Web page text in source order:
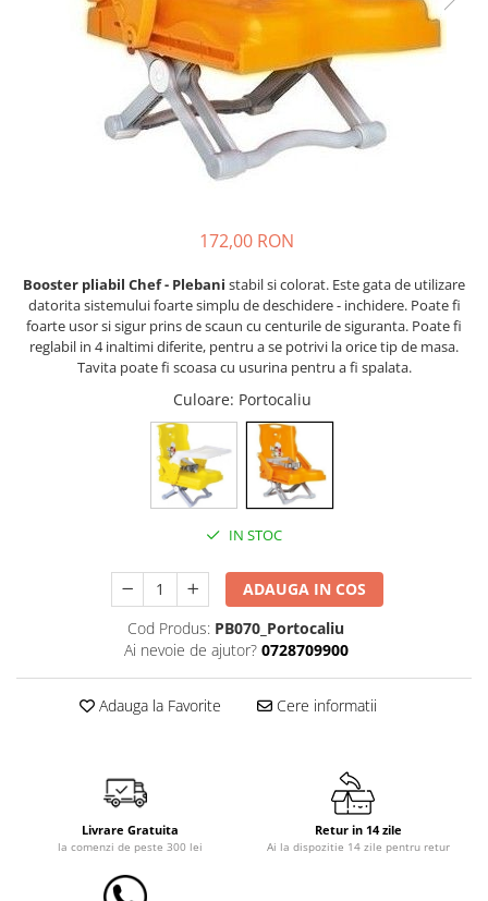
Lenjerii patut 140 x 70 cm
Lenjerie patuturi tineret
Paturici copii
Perne copii si mamici
Comode copii
Bariere si protectie laterala pat
Bariere de protectie pat
Costum carnaval copii
Dulap si cutii depozitare jucarii
Lampi de veghe
Sac de dormit copii
Sac de dormit 60 cm
Sac de dormit 70 cm
Sac de dormit 100 cm
Sac de dormit 110 cm
Sac de dormit 120 cm
Sac de dormit 130 cm
Biciclete fara pedale
Casca protectie copii
Karturi si masinute cu pedale
Masinute fara pedale
Papusi si cele necesare
Trenulete jucarii
Trambuline si accesorii
Accesorii Trambuline
Tensiometre
Termometre
Termometre camera si baie
Termometre copii si bebe
Umidificatoare electrice aer
Saltele si Covoare sport Fitness
Scara antrenament
Steppere Fitness
172,00 RON
Booster pliabil Chef - Plebani stabil si colorat. Este gata de utilizare
datorita sistemului foarte simplu de deschidere - inchidere. Poate fi
foarte usor si sigur prins de scaun cu centurile de siguranta. Poate fi
reglabil in 4 inaltimi diferite, pentru a se potrivi la orice tip de masa.
Tavita poate fi scoasa cu usurina pentru a fi spalata.
Culoare: Portocaliu
IN STOC
ADAUGA IN COS
Cod Produs: PB070_Portocaliu
Ai nevoie de ajutor? 0728709900
Adauga la Favorite Cere informatii
Livrare Gratuita
la comenzi de peste 300 lei
Retur in 14 zile
Ai la dispozitie 14 zile pentru retur